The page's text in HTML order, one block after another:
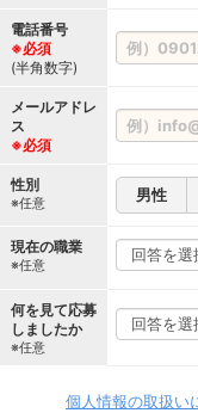
電話番号
※必須
(半角数字)
メールアドレ
ス
※必須
性別
※任意 男性
現在の職業
※任意
何を見て応募
しましたか
※任意
個人情報の取扱い